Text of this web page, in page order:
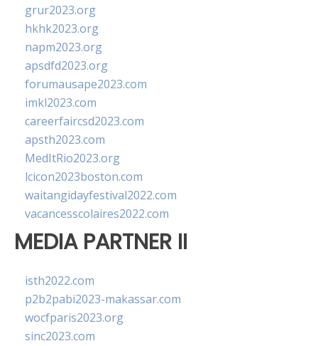
grur2023.org
hkhk2023.org
napm2023.org
apsdfd2023.org
forumausape2023.com
imkl2023.com
careerfaircsd2023.com
apsth2023.com
MedItRio2023.org
lcicon2023boston.com
waitangidayfestival2022.com
vacancesscolaires2022.com
MEDIA PARTNER II
isth2022.com
p2b2pabi2023-makassar.com
wocfparis2023.org
sinc2023.com